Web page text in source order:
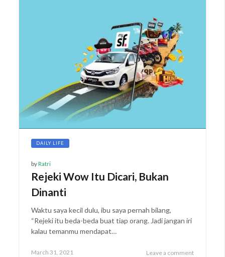
DAILY LIFE
byRatri
Rejeki Wow Itu Dicari, Bukan
Dinanti
Waktu saya kecil dulu, ibu saya pernah bilang,
“Rejeki itu beda-beda buat tiap orang. Jadi jangan iri
kalau temanmu mendapat…
Leave a comment
Posted
March 31, 2021